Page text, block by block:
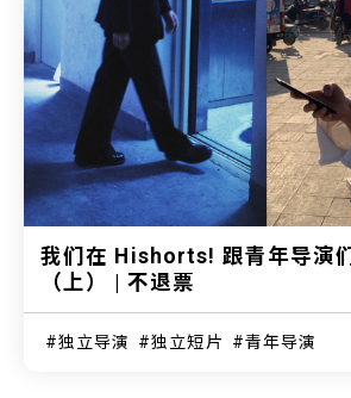
我们在 Hishorts! 跟青年导演
（上） | 不退票
独立导演 独立短片 青年导演